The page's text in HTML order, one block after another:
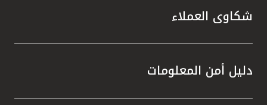
شكاوى العملاء
دليل أمن المعلومات